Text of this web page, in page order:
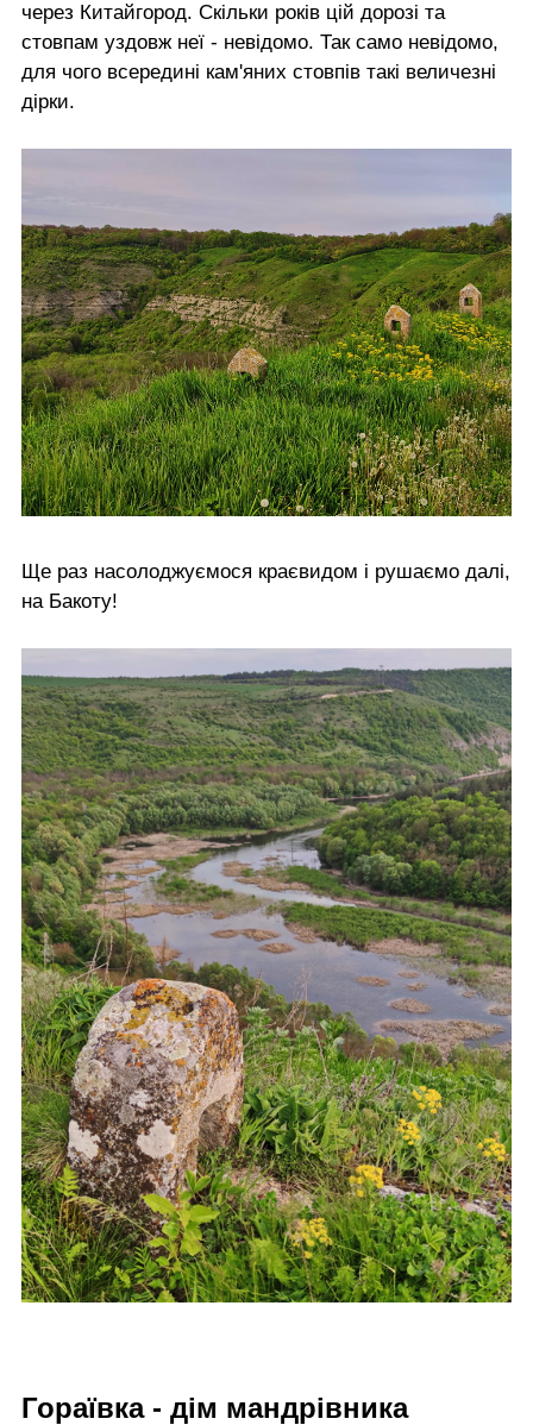
через Китайгород. Скільки років цій дорозі та
стовпам уздовж неї - невідомо. Так само невідомо,
для чого всередині кам'яних стовпів такі величезні
дірки.
Ще раз насолоджуємося краєвидом і рушаємо далі,
на Бакоту!
Гораївка - дім мандрівника